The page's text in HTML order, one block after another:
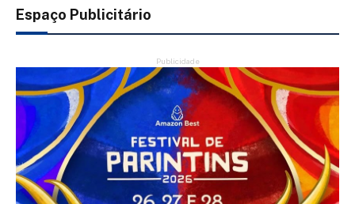
Espaço Publicitário
Publicidade